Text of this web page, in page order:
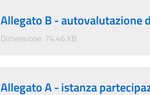
Allegato B - autovalutazione
Dimensione: 74.46 KB
Allegato A - istanza